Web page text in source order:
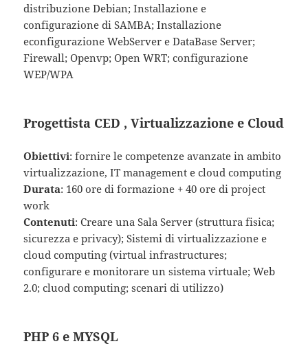
distribuzione Debian; Installazione e
configurazione di SAMBA; Installazione
econfigurazione WebServer e DataBase Server;
Firewall; Openvp; Open WRT; configurazione
WEP/WPA
Progettista CED , Virtualizzazione e Cloud
Obiettivi: fornire le competenze avanzate in ambito
virtualizzazione, IT management e cloud computing
Durata: 160 ore di formazione + 40 ore di project
work
Contenuti: Creare una Sala Server (struttura fisica;
sicurezza e privacy); Sistemi di virtualizzazione e
cloud computing (virtual infrastructures;
configurare e monitorare un sistema virtuale; Web
2.0; cluod computing; scenari di utilizzo)
PHP 6 e MYSQL